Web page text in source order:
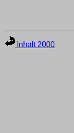
Inhalt 2000